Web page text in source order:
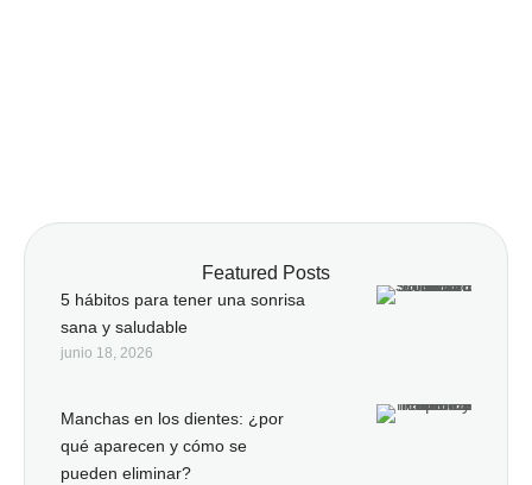
Featured Posts
5 hábitos para tener una sonrisa
sana y saludable
junio 18, 2026
Manchas en los dientes: ¿por
qué aparecen y cómo se
pueden eliminar?